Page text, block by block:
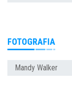
FOTOGRAFIA
Mandy Walker